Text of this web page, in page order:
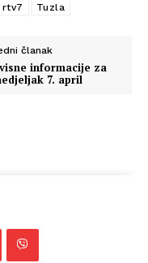
rtv7 Tuzla
članak
informacije za
7. april